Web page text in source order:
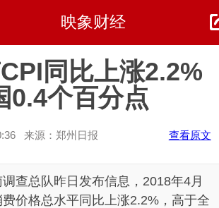
映象财经
同比上涨2.2%
0.4个百分点
来源：郑州日报 查看原文
查总队昨日发布信息，2018年4月
价格总水平同比上涨2.2%，高于全